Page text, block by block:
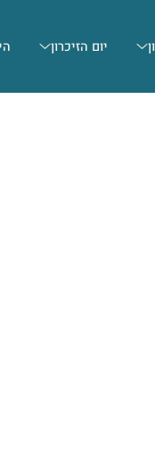
יום הזיכרון